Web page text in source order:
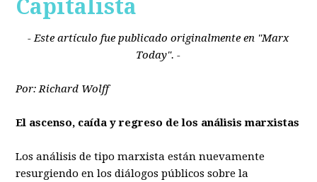
Capitalista
- Este artículo fue publicado originalmente en "Marx
Today". -
Por: Richard Wolff
El ascenso, caída y regreso de los análisis marxistas
Los análisis de tipo marxista están nuevamente
resurgiendo en los diálogos públicos sobre la